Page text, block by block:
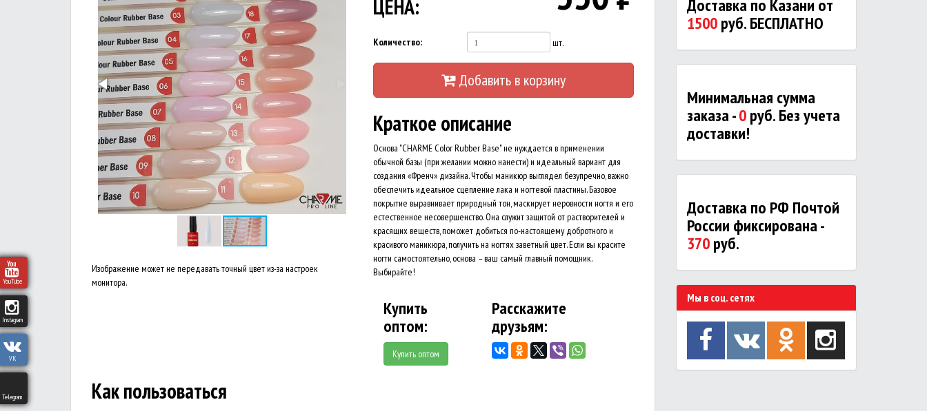
YouTube
Instagram
VK
Telegram
Изображение может не передавать точный цвет из-за настроек
монитора.
ЦЕНА:
Количество: шт.
Добавить в корзину
Краткое описание
Основа "CHARME Color Rubber Base" не нуждается в применении
обычной базы (при желании можно нанести) и идеальный вариант для
создания «Френч» дизайна. Чтобы маникюр выглядел безупречно, важно
обеспечить идеальное сцепление лака и ногтевой пластины. Базовое
покрытие выравнивает природный тон, маскирует неровности ногтя и его
естественное несовершенство. Она служит защитой от растворителей и
красящих веществ, поможет добиться по-настоящему добротного и
красивого маникюра, получить на ногтях заветный цвет. Если вы красите
ногти самостоятельно, основа – ваш самый главный помощник.
Выбирайте!
Купить
оптом:
Купить оптом
Расскажите
друзьям:
Как пользоваться
Доставка по Казани от
1500руб. БЕСПЛАТНО
Минимальная сумма
заказа -0руб. Без учета
доставки!
Доставка по РФ Почтой
России фиксирована -
370руб.
Мы в соц. сетях